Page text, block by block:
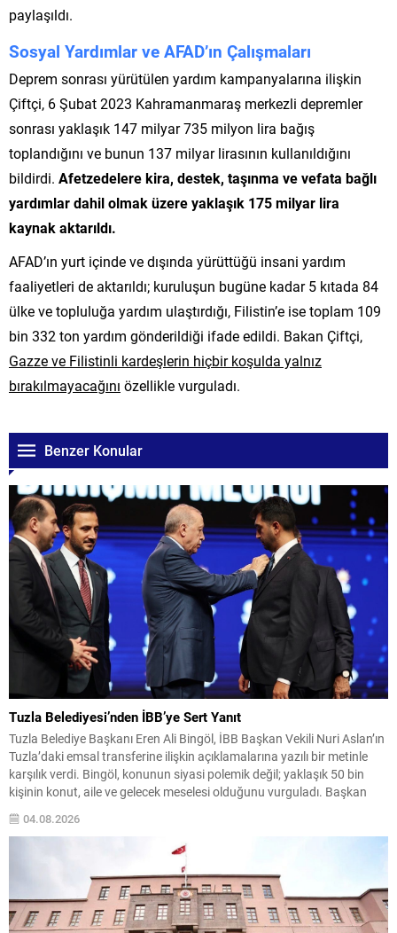
paylaşıldı.
Sosyal Yardımlar ve AFAD’ın Çalışmaları
Deprem sonrası yürütülen yardım kampanyalarına ilişkin
Çiftçi, 6 Şubat 2023 Kahramanmaraş merkezli depremler
sonrası yaklaşık 147 milyar 735 milyon lira bağış
toplandığını ve bunun 137 milyar lirasının kullanıldığını
bildirdi. Afetzedelere kira, destek, taşınma ve vefata bağlı
yardımlar dahil olmak üzere yaklaşık 175 milyar lira
kaynak aktarıldı.
AFAD’ın yurt içinde ve dışında yürüttüğü insani yardım
faaliyetleri de aktarıldı; kuruluşun bugüne kadar 5 kıtada 84
ülke ve topluluğa yardım ulaştırdığı, Filistin’e ise toplam 109
bin 332 ton yardım gönderildiği ifade edildi. Bakan Çiftçi,
Gazze ve Filistinli kardeşlerin hiçbir koşulda yalnız
bırakılmayacağını özellikle vurguladı.
Benzer Konular
Tuzla Belediyesi’nden İBB’ye Sert Yanıt
Tuzla Belediye Başkanı Eren Ali Bingöl, İBB Başkan Vekili Nuri Aslan’ın
Tuzla’daki emsal transferine ilişkin açıklamalarına yazılı bir metinle
karşılık verdi. Bingöl, konunun siyasi polemik değil; yaklaşık 50 bin
kişinin konut, aile ve gelecek meselesi olduğunu vurguladı. Başkan
ve mükerrer emsal aktarımlarına...
04.08.2026